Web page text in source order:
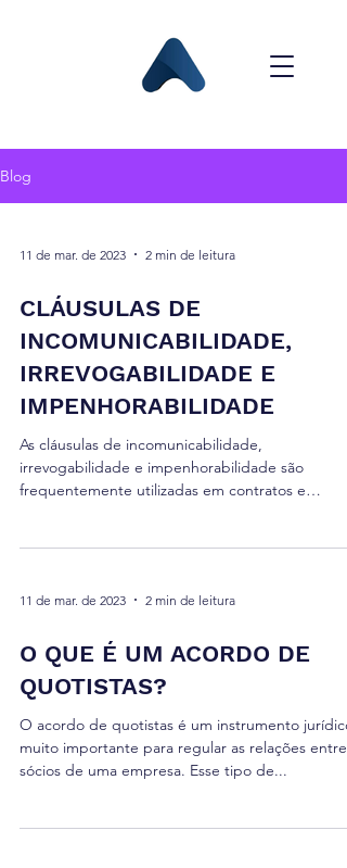
Blog
11 de mar. de 2023 2 min de leitura
CLÁUSULAS DE
INCOMUNICABILIDADE,
IRREVOGABILIDADE E
IMPENHORABILIDADE
As cláusulas de incomunicabilidade,
irrevogabilidade e impenhorabilidade são
frequentemente utilizadas em contratos e
11 de mar. de 2023 2 min de leitura
O QUE É UM ACORDO DE
QUOTISTAS?
O acordo de quotistas é um instrumento jurídico
muito importante para regular as relações entre
sócios de uma empresa. Esse tipo de...